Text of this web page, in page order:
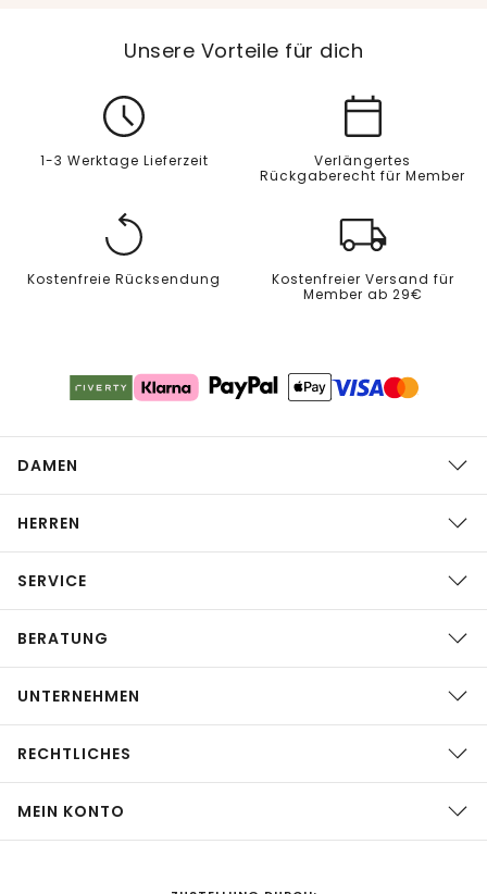
Unsere Vorteile für dich
1-3 Werktage Lieferzeit
Verlängertes
Rückgaberecht für Member
Kostenfreie Rücksendung
Kostenfreier Versand für
Member ab 29€
DAMEN
HERREN
SERVICE
BERATUNG
UNTERNEHMEN
RECHTLICHES
MEIN KONTO